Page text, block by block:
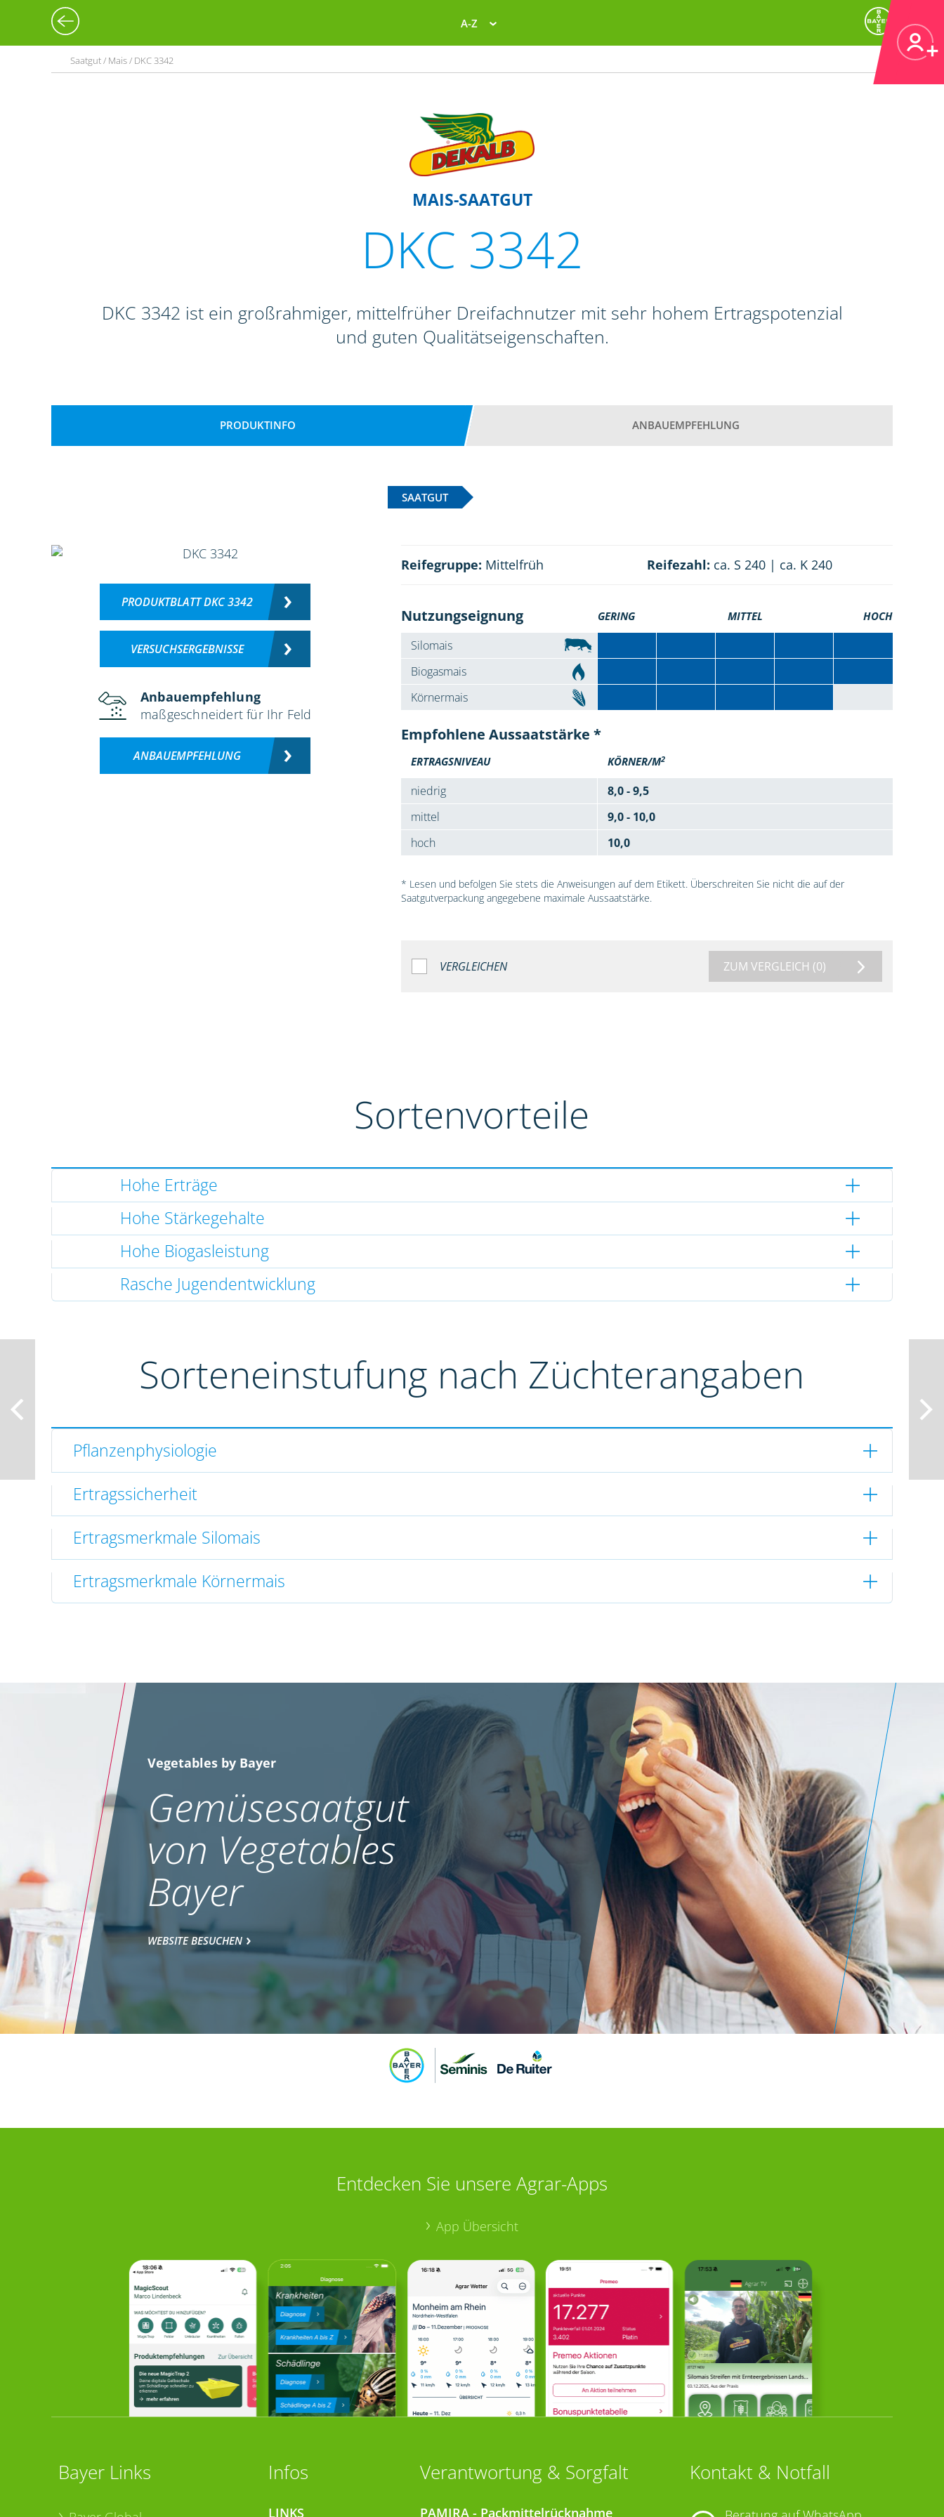
A-Z
Saatgut / Mais / DKC 3342
MAIS-SAATGUT
DKC 3342
DKC 3342 ist ein großrahmiger, mittelfrüher Dreifachnutzer mit sehr hohem Ertragspotenzial
und guten Qualitätseigenschaften.
PRODUKTINFO ANBAUEMPFEHLUNG
SAATGUT
PRODUKTBLATT DKC 3342
VERSUCHSERGEBNISSE
Anbauempfehlung
maßgeschneidert für Ihr Feld
ANBAUEMPFEHLUNG
Reifegruppe: Mittelfrüh Reifezahl: ca. S 240 | ca. K 240
Nutzungseignung GERING MITTEL HOCH
Silomais
Biogasmais
Körnermais
Empfohlene Aussaatstärke *
ERTRAGSNIVEAU KÖRNER/M2
niedrig
8,0 - 9,5
mittel
9,0 - 10,0
hoch
10,0
* Lesen und befolgen Sie stets die Anweisungen auf dem Etikett. Überschreiten Sie nicht die auf der
Saatgutverpackung angegebene maximale Aussaatstärke.
VERGLEICHEN ZUM VERGLEICH (0)
Sortenvorteile
Hohe Erträge
Hohe Stärkegehalte
Hohe Biogasleistung
Rasche Jugendentwicklung
Sorteneinstufung nach Züchterangaben
Pflanzenphysiologie
Ertragssicherheit
Ertragsmerkmale Silomais
Ertragsmerkmale Körnermais
Vegetables by Bayer
Gemüsesaatgut
von Vegetables
Bayer
WEBSITE BESUCHEN
Entdecken Sie unsere Agrar-Apps
App Übersicht
Bayer Links Infos
LINKS
Verantwortung & Sorgfalt
PAMIRA - Packmittelrücknahme
Kontakt & Notfall